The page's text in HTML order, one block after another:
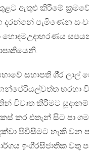
ඇතුළු කිරීමේ
පැමිණෙන
හොඳමඋදාහරණය
සභාපති ශී‍්‍ර
හරහා
විවෘත කිරීමට
කර එතැන් සිට පා
පිවිසීමට හැකි වන
ඉංගී‍්‍රසිජාතික